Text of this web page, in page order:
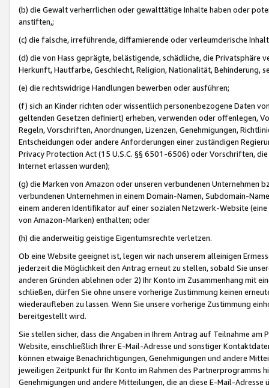
(b) die Gewalt verherrlichen oder gewalttätige Inhalte haben oder
anstiften,;
(c) die falsche, irreführende, diffamierende oder verleumderische
(d) die von Hass geprägte, belästigende, schädliche, die Privatsphäre
Herkunft, Hautfarbe, Geschlecht, Religion, Nationalität, Behinderung,
(e) die rechtswidrige Handlungen bewerben oder ausführen;
(f) sich an Kinder richten oder wissentlich personenbezogene Daten
geltenden Gesetzen definiert) erheben, verwenden oder offenlegen,
Regeln, Vorschriften, Anordnungen, Lizenzen, Genehmigungen,
Entscheidungen oder andere Anforderungen einer zuständigen
Privacy Protection Act (15 U.S.C. §§ 6501-6506) oder Vorschriften,
Internet erlassen wurden);
(g) die Marken von Amazon oder unseren verbundenen Unternehmen
verbundenen Unternehmen in einem Domain-Namen, Subdomain-
einem anderen Identifikator auf einer sozialen Netzwerk-Website
von Amazon-Marken) enthalten; oder
(h) die anderweitig geistige Eigentumsrechte verletzen.
Ob eine Website geeignet ist, legen wir nach unserem alleinigen
jederzeit die Möglichkeit den Antrag erneut zu stellen, sobald Sie
anderen Gründen ablehnen oder 2) Ihr Konto im Zusammenhang mit
schließen, dürfen Sie ohne unsere vorherige Zustimmung keinen
wiederaufleben zu lassen. Wenn Sie unsere vorherige Zustimmung
bereitgestellt wird.
Sie stellen sicher, dass die Angaben in Ihrem Antrag auf Teilnahme
Website, einschließlich Ihrer E-Mail-Adresse und sonstiger
können etwaige Benachrichtigungen, Genehmigungen und andere
jeweiligen Zeitpunkt für Ihr Konto im Rahmen des Partnerprogramms
Genehmigungen und andere Mitteilungen, die an diese E-Mail-